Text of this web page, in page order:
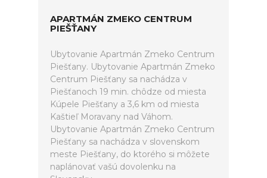
APARTMÁN ZMEKO CENTRUM
PIEŠŤANY
Ubytovanie Apartmán Zmeko Centrum
Piešťany. Ubytovanie Apartmán Zmeko
Centrum Piešťany sa nachádza v
Piešťanoch 19 min. chôdze od miesta
Kúpele Piešťany a 3,6 km od miesta
Kaštieľ Moravany nad Váhom.
Ubytovanie Apartmán Zmeko Centrum
Piešťany sa nachádza v slovenskom
meste Piešťany, do ktorého si môžete
naplánovať vašú dovolenku na